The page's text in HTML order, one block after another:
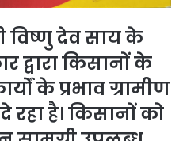
विष्णु देव साय के
द्वारा किसानों के
के प्रभाव ग्रामीण
रहा है। किसानों को